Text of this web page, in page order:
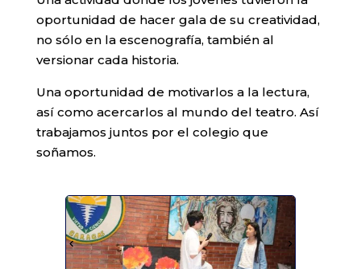
oportunidad de hacer gala de su creatividad,
no sólo en la escenografía, también al
versionar cada historia.
Una oportunidad de motivarlos a la lectura,
así como acercarlos al mundo del teatro. Así
trabajamos juntos por el colegio que
soñamos.